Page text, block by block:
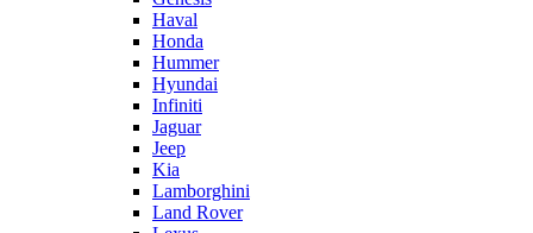
Haval
Honda
Hummer
Hyundai
Infiniti
Jaguar
Jeep
Kia
Lamborghini
Land Rover